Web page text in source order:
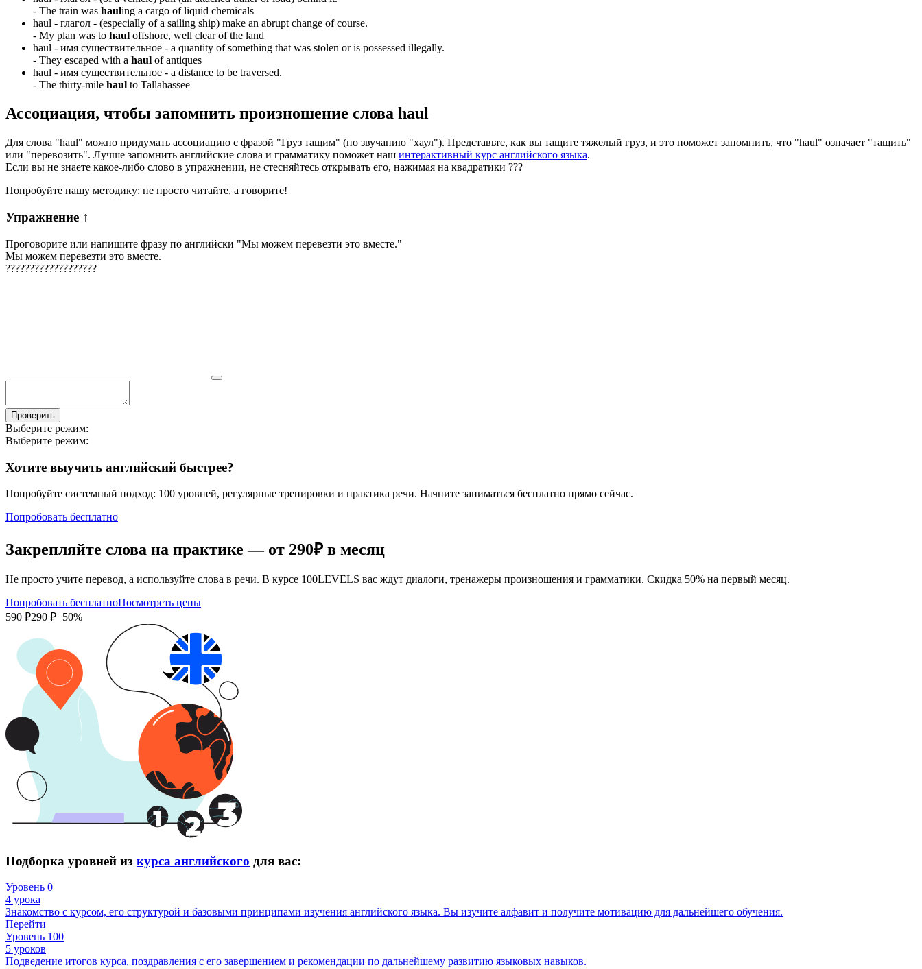
- The train was hauling a cargo of liquid chemicals
haul - глагол - (especially of a sailing ship) make an abrupt change of course.
- My plan was to haul offshore, well clear of the land
haul - имя существительное - a quantity of something that was stolen or is possessed illegally.
- They escaped with a haul of antiques
haul - имя существительное - a distance to be traversed.
- The thirty-mile haul to Tallahassee
Ассоциация, чтобы запомнить произношение слова haul
Для слова "haul" можно придумать ассоциацию с фразой "Груз тащим" (по звучанию "хаул"). Представьте, как вы тащите тяжелый груз, и это поможет запомнить, что "haul" означает "тащить"
или "перевозить". Лучше запомнить английские слова и грамматику поможет наш интерактивный курс английского языка.
Если вы не знаете какое-либо слово в упражнении, не стесняйтесь открывать его, нажимая на квадратики ???
Попробуйте нашу методику: не просто читайте, а говорите!
Упражнение ↑
Проговорите или напишите фразу по английски "Мы можем перевезти это вместе."
Мы можем перевезти это вместе.
???????????????????
Проверить
Выберите режим:
Выберите режим:
Хотите выучить английский быстрее?
Попробуйте системный подход: 100 уровней, регулярные тренировки и практика речи. Начните заниматься бесплатно прямо сейчас.
Попробовать бесплатно
Закрепляйте слова на практике — от 290₽ в месяц
Не просто учите перевод, а используйте слова в речи. В курсе 100LEVELS вас ждут диалоги, тренажеры произношения и грамматики. Скидка 50% на первый месяц.
Попробовать бесплатноПосмотреть цены
590 ₽290 ₽−50%
Подборка уровней из курса английского для вас:
Уровень 0
4 урока
Знакомство с курсом, его структурой и базовыми принципами изучения английского языка. Вы изучите алфавит и получите мотивацию для дальнейшего обучения.
Перейти
Уровень 100
5 уроков
Подведение итогов курса, поздравления с его завершением и рекомендации по дальнейшему развитию языковых навыков.